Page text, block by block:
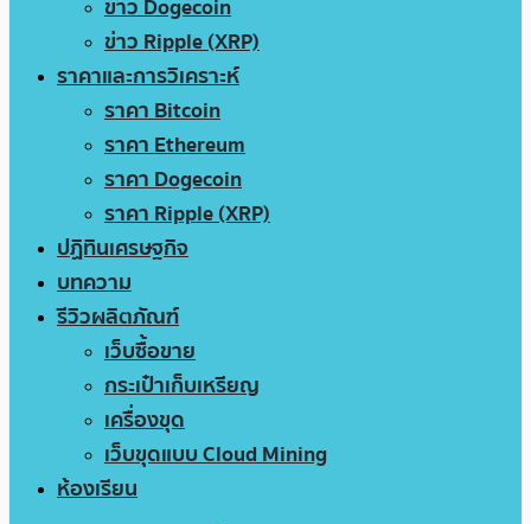
ข่าว Dogecoin
ข่าว Ripple (XRP)
ราคาและการวิเคราะห์
ราคา Bitcoin
ราคา Ethereum
ราคา Dogecoin
ราคา Ripple (XRP)
ปฏิทินเศรษฐกิจ
บทความ
รีวิวผลิตภัณฑ์
เว็บซื้อขาย
กระเป๋าเก็บเหรียญ
เครื่องขุด
เว็บขุดแบบ Cloud Mining
ห้องเรียน